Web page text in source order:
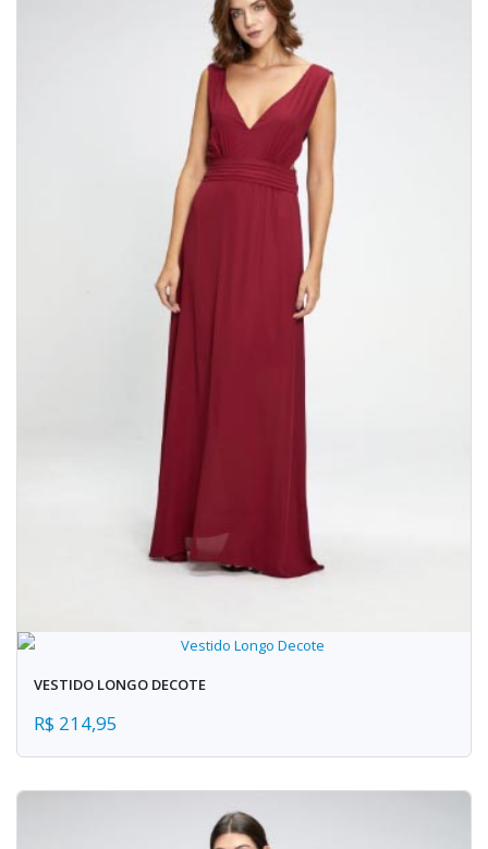
VESTIDO LONGO DECOTE
R$ 214,95